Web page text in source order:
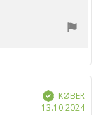
Verificeret
KØBER
13.10.2024